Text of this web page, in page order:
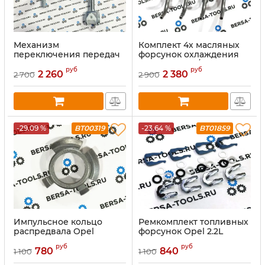
Механизм
переключения передач
КПП GM 96873725
2 700 2 260 руб
Комплект 4х масляных
форсунок охлаждения
поршня Opel/Chevrolet
(55564441)
2 900 2 380 руб
-29.09 % BT00319
Импульсное кольцо
распредвала Opel
55565480, Chevrolet
5636119
1 100 780 руб
-23.64 % BT01859
Ремкомплект топливных
форсунок Opel 2.2L
Z22YH (93184861)
1 100 840 руб